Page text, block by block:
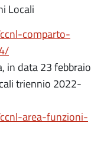
Locali
comparto-
in data 23 febbraio
triennio 2022-
area-funzioni-